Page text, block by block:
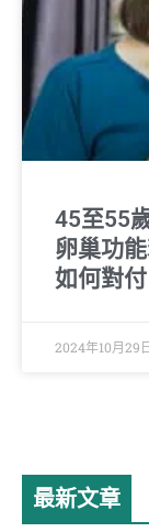
45至55
卵巢功
如何對付
2024年10月29
最新文章